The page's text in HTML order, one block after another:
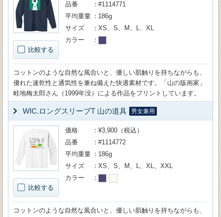
比較する
品番
#1114771
平均重量
186g
サイズ
XS、S、M、L、XL
カラー
コットンのような自然な風合いと、優しい肌触りを持ちながらも、
優れた速乾性と通気性を兼ね備えた快適素材です。「山の版画家」
畦地梅太郎さん（1999年没）による作品をプリントしています。
WIC.ロングスリーブT 山の道具 男女兼用
比較する
価格
¥3,900（税込）
品番
#1114772
平均重量
186g
サイズ
XS、S、M、L、XL、XXL
カラー
コットンのような自然な風合いと、優しい肌触りを持ちながらも、